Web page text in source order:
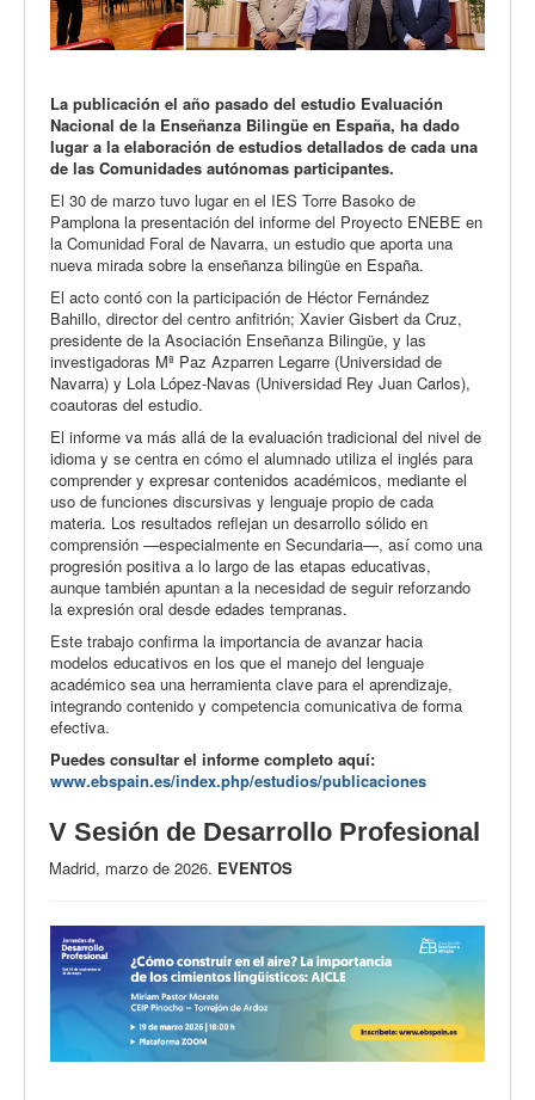
La publicación el año pasado del estudio Evaluación
Nacional de la Enseñanza Bilingüe en España, ha dado
lugar a la elaboración de estudios detallados de cada una
de las Comunidades autónomas participantes.
El 30 de marzo tuvo lugar en el IES Torre Basoko de
Pamplona la presentación del informe del Proyecto ENEBE en
la Comunidad Foral de Navarra, un estudio que aporta una
nueva mirada sobre la enseñanza bilingüe en España.
El acto contó con la participación de Héctor Fernández
Bahillo, director del centro anfitrión; Xavier Gisbert da Cruz,
presidente de la Asociación Enseñanza Bilingüe, y las
investigadoras Mª Paz Azparren Legarre (Universidad de
Navarra) y Lola López-Navas (Universidad Rey Juan Carlos),
coautoras del estudio.
El informe va más allá de la evaluación tradicional del nivel de
idioma y se centra en cómo el alumnado utiliza el inglés para
comprender y expresar contenidos académicos, mediante el
uso de funciones discursivas y lenguaje propio de cada
materia. Los resultados reflejan un desarrollo sólido en
comprensión —especialmente en Secundaria—, así como una
progresión positiva a lo largo de las etapas educativas,
aunque también apuntan a la necesidad de seguir reforzando
la expresión oral desde edades tempranas.
Este trabajo confirma la importancia de avanzar hacia
modelos educativos en los que el manejo del lenguaje
académico sea una herramienta clave para el aprendizaje,
integrando contenido y competencia comunicativa de forma
efectiva.
Puedes consultar el informe completo aquí:
www.ebspain.es/index.php/estudios/publicaciones
V Sesión de Desarrollo Profesional
Madrid, marzo de 2026. EVENTOS